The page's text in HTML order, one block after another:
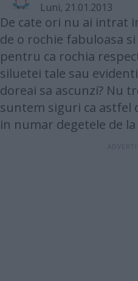
Luni, 21.01.2013
De cate ori nu ai intrat
de o rochie fabuloasa
pentru ca rochia
siluetei tale sau
doreai sa ascunzi? Nu
suntem siguri ca astfel
in numar degetele de